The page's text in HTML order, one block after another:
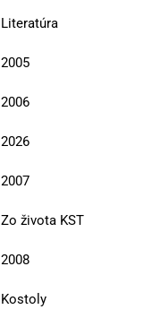
Literatúra
2005
2006
2026
2007
Zo života KST
2008
Kostoly